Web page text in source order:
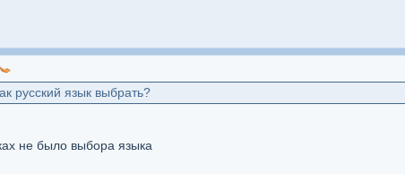
русский язык выбрать?
не было выбора языка